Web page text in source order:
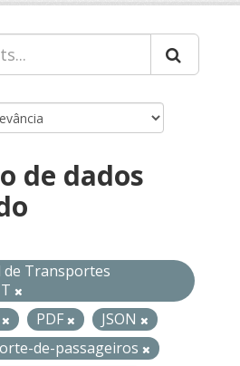
de dados
de Transportes
PDF
JSON
de-passageiros